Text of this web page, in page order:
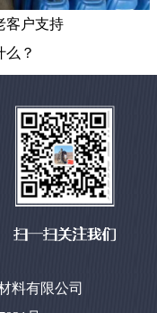
客户支持
么？
料有限公司